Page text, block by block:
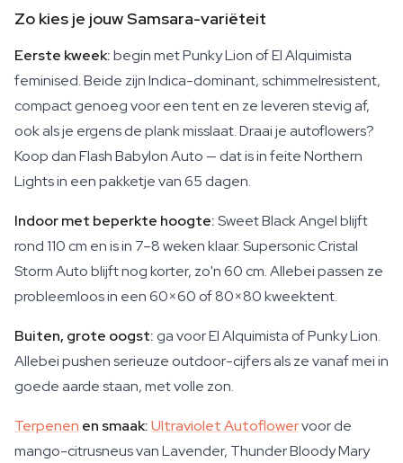
Zo kies je jouw Samsara-variëteit
Eerste kweek:begin met Punky Lion of El Alquimista
feminised. Beide zijn Indica-dominant, schimmelresistent,
compact genoeg voor een tent en ze leveren stevig af,
ook als je ergens de plank misslaat. Draai je autoflowers?
Koop dan Flash Babylon Auto — dat is in feite Northern
Lights in een pakketje van 65 dagen.
Indoor met beperkte hoogte:Sweet Black Angel blijft
rond 110 cm en is in 7–8 weken klaar. Supersonic Cristal
Storm Auto blijft nog korter, zo'n 60 cm. Allebei passen ze
probleemloos in een 60×60 of 80×80 kweektent.
Buiten, grote oogst: ga voor El Alquimista of Punky Lion.
Allebei pushen serieuze outdoor-cijfers als ze vanaf mei in
goede aarde staan, met volle zon.
Terpenen en smaak:Ultraviolet Autoflowervoor de
mango-citrusneus van Lavender, Thunder Bloody Mary